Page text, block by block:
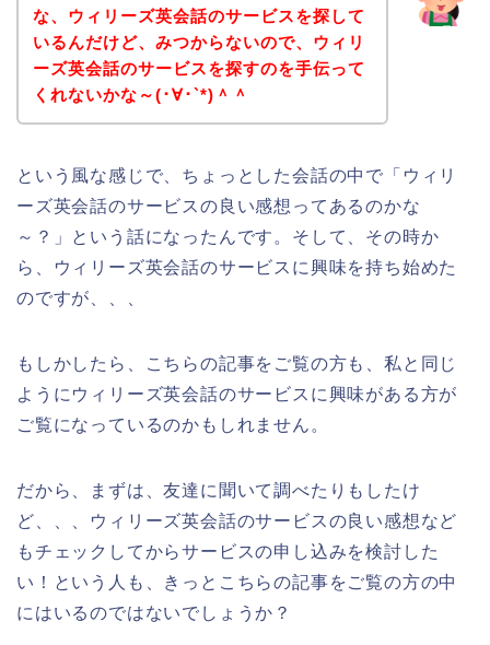
な、ウィリーズ英会話のサービスを探して
いるんだけど、みつからないので、ウィリ
ーズ英会話のサービスを探すのを手伝って
くれないかな～(･∀･`*)＾＾
という風な感じで、ちょっとした会話の中で「ウィリ
ーズ英会話のサービスの良い感想ってあるのかな
～？」という話になったんです。そして、その時か
ら、ウィリーズ英会話のサービスに興味を持ち始めた
のですが、、、
もしかしたら、こちらの記事をご覧の方も、私と同じ
ようにウィリーズ英会話のサービスに興味がある方が
ご覧になっているのかもしれません。
だから、まずは、友達に聞いて調べたりもしたけ
ど、、、ウィリーズ英会話のサービスの良い感想など
もチェックしてからサービスの申し込みを検討した
い！という人も、きっとこちらの記事をご覧の方の中
にはいるのではないでしょうか？